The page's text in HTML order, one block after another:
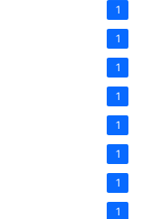
1
1
1
1
1
1
1
1